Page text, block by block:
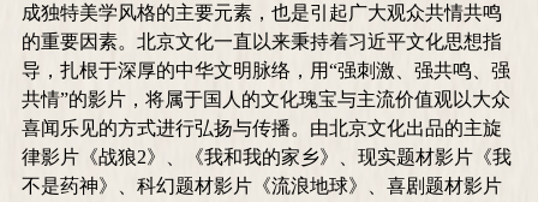
成独特美学风格的主要元素，也是引起广大观众共情共鸣
的重要因素。北京文化一直以来秉持着习近平文化思想指
导，扎根于深厚的中华文明脉络，用“强刺激、强共鸣、强
共情”的影片，将属于国人的文化瑰宝与主流价值观以大众
喜闻乐见的方式进行弘扬与传播。由北京文化出品的主旋
律影片《战狼2》、《我和我的家乡》、现实题材影片《我
不是药神》、科幻题材影片《流浪地球》、喜剧题材影片